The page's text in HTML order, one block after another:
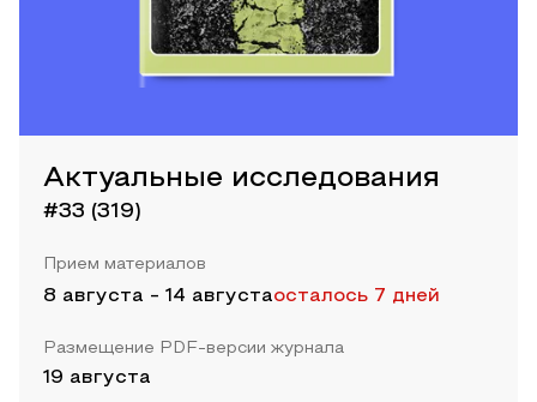
Актуальные исследования
#33 (319)
Прием материалов
8 августа - 14 августаосталось 7 дней
Размещение PDF-версии журнала
19 августа